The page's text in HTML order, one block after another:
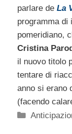
parlare de La
programma di
pomeridiano,
Cristina
il nuovo titolo
tentare di
anno si erano
(facendo
Categorie